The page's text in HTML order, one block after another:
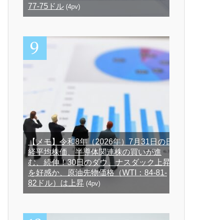
77-75ドル (4pv)
【メモ】令和8年（2026年）7月31日の日
経平均株価、半導体関連株の買いが進
む、続伸！30日のダウ、ナスダック上昇
を好感か、原油先物価格（WTI：84-81-
82ドル）は上昇 (4pv)